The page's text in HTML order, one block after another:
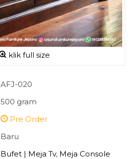
klik full size
AFJ-020
500 gram
Pre Order
Baru
Bufet | Meja Tv, Meja Console